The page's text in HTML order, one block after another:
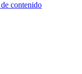
contenido